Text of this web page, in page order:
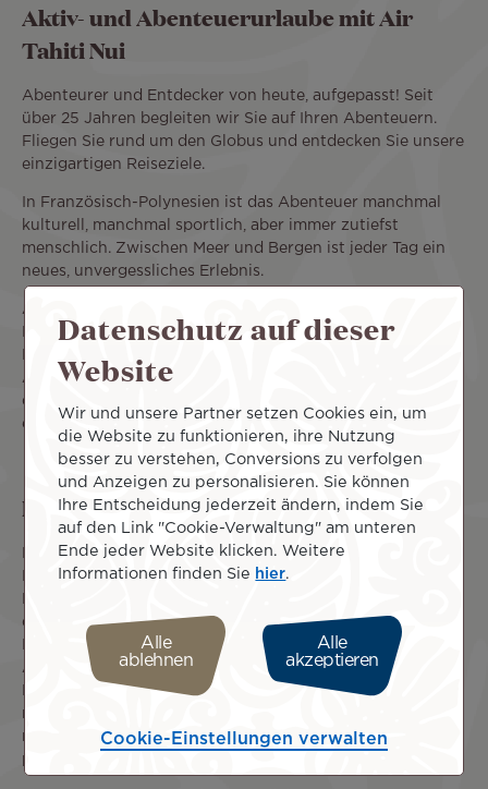
Aktiv- und Abenteuerurlaube mit Air
Tahiti Nui
Abenteurer und Entdecker von heute, aufgepasst! Seit
über 25 Jahren begleiten wir Sie auf Ihren Abenteuern.
Fliegen Sie rund um den Globus und entdecken Sie unsere
einzigartigen Reiseziele.
In Französisch-Polynesien ist das Abenteuer manchmal
kulturell, manchmal sportlich, aber immer zutiefst
menschlich. Zwischen Meer und Bergen ist jeder Tag ein
neues, unvergessliches Erlebnis.
An den anderen von Air Tahiti Nui angeflogenen
Reisezielen können Sie die weite Natur in den USA oder
Abenteuer in Japan erleben und die unglaubliche Vielfalt
der Landschaften auf dem französischen Festland
entdecken.
Die besten Aktivurlaube und Touren
Kanu- und Kajakfahren, Rafting, Canyoning,
Mountainbiking und Wandern sind nur einige der
der Welt im Landesinneren zu erleben. Wählen Sie Ihre
Lieblingsaktivität! Jedes Reiseziel bietet einzigartige
Ausflüge, bei denen Sie die Tierwelt kennenlernen und
Berge, Flüsse und Täler entdecken können, wie Sie sie
noch nie gesehen haben. Das ist auch eine Gelegenheit,
nachhaltigen Tourismus inmitten der Natur zu
praktizieren.
Datenschutz auf dieser
Website
Wir und unsere Partner setzen Cookies ein, um
die Website zu funktionieren, ihre Nutzung
besser zu verstehen, Conversions zu verfolgen
und Anzeigen zu personalisieren. Sie können
Ihre Entscheidung jederzeit ändern, indem Sie
auf den Link "Cookie-Verwaltung" am unteren
Ende jeder Website klicken. Weitere
Informationen finden Sie hier
Alle
ablehnen
Alle
akzeptieren
Cookie-Einstellungen verwalten